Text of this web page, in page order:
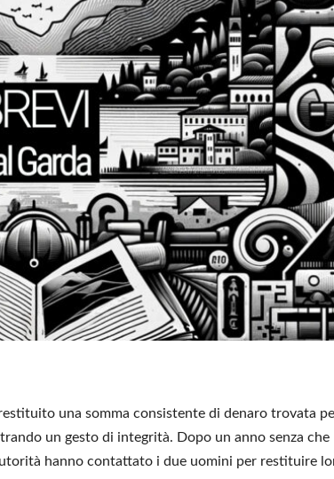
una somma consistente di denaro trovata
un gesto di integrità. Dopo un anno senza che
hanno contattato i due uomini per restituire